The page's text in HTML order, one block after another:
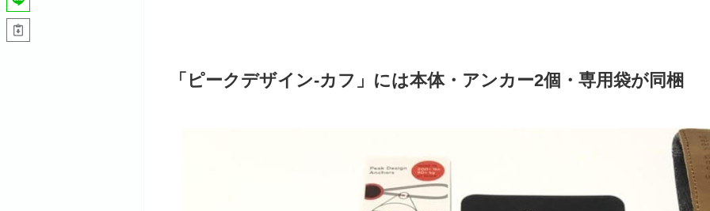
「ピークデザイン-カフ」には本体・アンカー2個・専用袋が同梱